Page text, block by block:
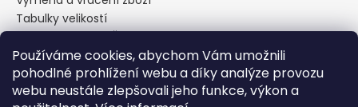
Používáme cookies, abychom Vám umožnili
pohodlné prohlížení webu a díky analýze provozu
webu neustále zlepšovali jeho funkce, výkon a
Tabulky velikostí
Kvalitní výroba v ČR
Péče o funkční prádlo
Obchodní podmínky
Odstoupení od smlouvy